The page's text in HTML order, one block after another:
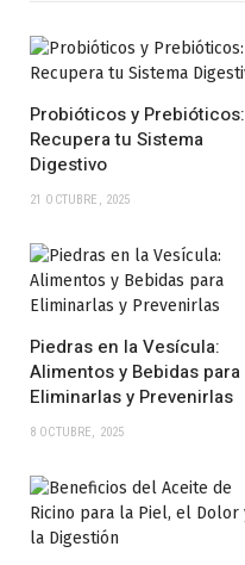
Probióticos y Prebióticos:
Recupera tu Sistema
Digestivo
21 OCTUBRE, 2025
Piedras en la Vesícula:
Alimentos y Bebidas para
Eliminarlas y Prevenirlas
8 OCTUBRE, 2025